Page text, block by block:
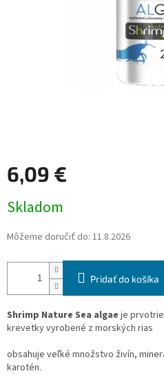
6,09 €
cena:
Skladom
Môžeme doručiť do: 11.8.2026
Pridať do košíka
Shrimp Nature Sea algae je
krevetky vyrobené z morských rias
obsahuje veľké množstvo živín,
karotén.